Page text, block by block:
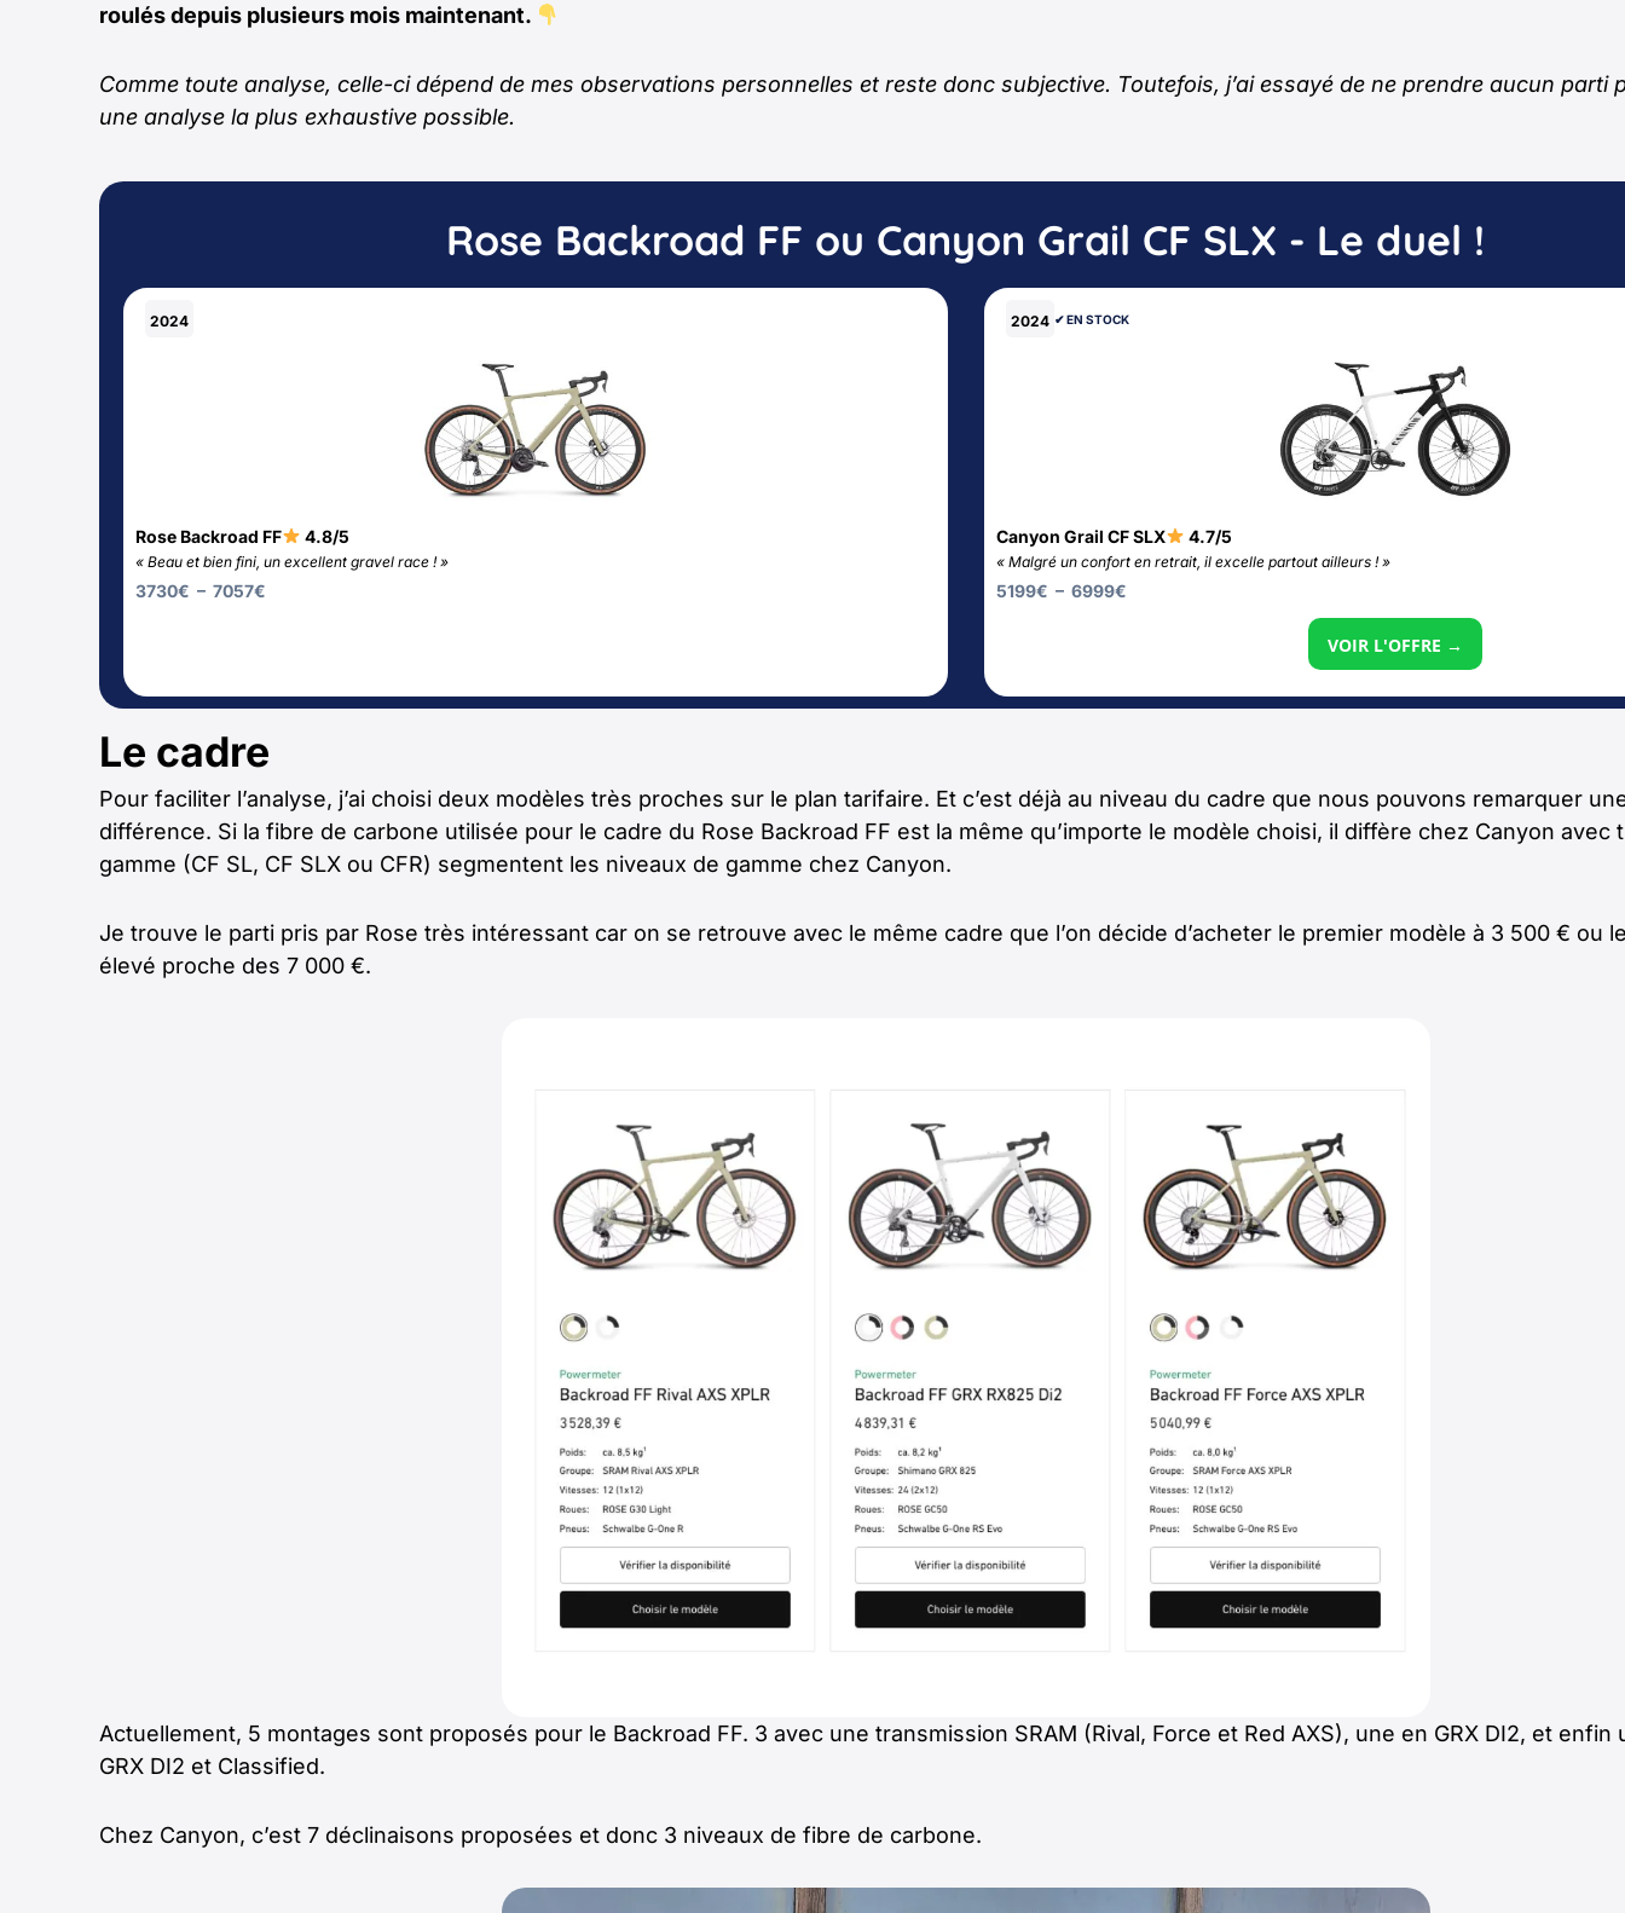
roulés depuis plusieurs mois maintenant.
Comme toute analyse, celle-ci dépend de mes observations personnelles et reste donc subjective. Toutefois, j’ai essayé de ne prendre aucun parti
une analyse la plus exhaustive possible.
Rose Backroad FF ou Canyon Grail CF SLX - Le duel !
2024
Rose Backroad FF 4.8/5
« Beau et bien fini, un excellent gravel race ! »
3730€ – 7057€
2024 ✔︎ EN STOCK
Canyon Grail CF SLX 4.7/5
« Malgré un confort en retrait, il excelle partout ailleurs ! »
5199€ – 6999€
VOIR L'OFFRE →
Le cadre
Pour faciliter l’analyse, j’ai choisi deux modèles très proches sur le plan tarifaire. Et c’est déjà au niveau du cadre que nous pouvons remarquer
différence. Si la fibre de carbone utilisée pour le cadre du Rose Backroad FF est la même qu’importe le modèle choisi, il diffère chez Canyon avec
gamme (CF SL, CF SLX ou CFR) segmentent les niveaux de gamme chez Canyon.
Je trouve le parti pris par Rose très intéressant car on se retrouve avec le même cadre que l’on décide d’acheter le premier modèle à 3 500 € ou
élevé proche des 7 000 €.
Actuellement, 5 montages sont proposés pour le Backroad FF. 3 avec une transmission SRAM (Rival, Force et Red AXS), une en GRX DI2, et enfin
GRX DI2 et Classified.
Chez Canyon, c’est 7 déclinaisons proposées et donc 3 niveaux de fibre de carbone.